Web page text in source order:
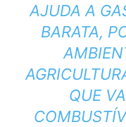
AJUDA A
BARATA,
QUE